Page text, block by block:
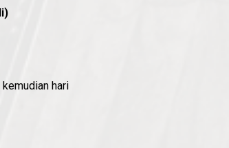
hari